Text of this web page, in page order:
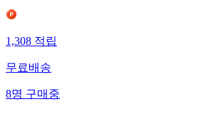
1,308 적립
무료배송
8명 구매중